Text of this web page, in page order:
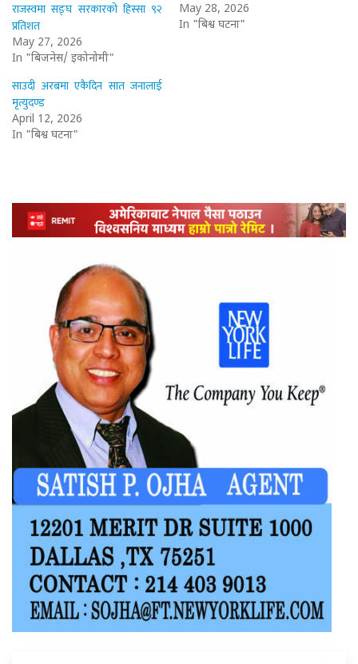
राजस्वमा सङ्घ सरकारको हिस्सा ९२
प्रतिशत
May 27, 2026
In "बिजनेस/ इकोनोमी"
May 28, 2026
In "बिश्व घटना"
साउदी अरबमा एकैदिन सात जनालाई
मृत्युदण्ड
April 12, 2026
In "बिश्व घटना"